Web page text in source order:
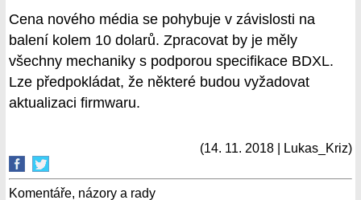
Cena nového média se pohybuje v závislosti na
balení kolem 10 dolarů. Zpracovat by je měly
všechny mechaniky s podporou specifikace BDXL.
Lze předpokládat, že některé budou vyžadovat
aktualizaci firmwaru.
(14. 11. 2018 | Lukas_Kriz)
Komentáře, názory a rady